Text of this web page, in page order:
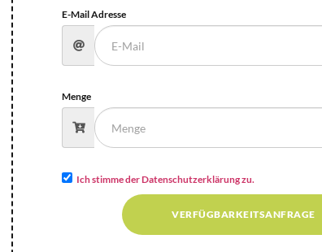
E-Mail Adresse
Menge
Ich stimme der Datenschutzerklärung zu.
VERFÜGBARKEITSANFRAGE